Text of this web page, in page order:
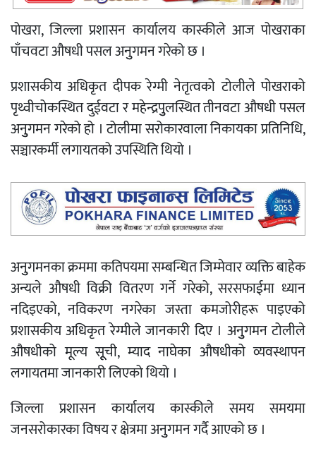
पोखरा, जिल्ला प्रशासन कार्यालय कास्कीले आज पोखराका
पाँचवटा औषधी पसल अनुुगमन गरेको छ ।
प्रशासकीय अधिकृत दीपक रेग्मी नेतृत्वको टोलीले पोखराको
पृथ्वीचोकस्थित दुईवटा र महेन्द्रपुुलस्थित तीनवटा औषधी पसल
अनुुगमन गरेको हो । टोलीमा सरोकारवाला निकायका प्रतिनिधि,
सञ्चारकर्मी लगायतको उपस्थिति थियो ।
अनुुगमनका क्रममा कतिपयमा सम्बन्धित जिम्मेवार व्यक्ति बाहेक
अन्यले औषधी विक्री वितरण गर्ने गरेको, सरसफाईमा ध्यान
नदिइएको, नविकरण नगरेका जस्ता कमजोरीहरू पाइएको
प्रशासकीय अधिकृत रेग्मीले जानकारी दिए । अनुुगमन टोलीले
औषधीको मूल्य सूूची, म्याद नाघेका औषधीको व्यवस्थापन
लगायतमा जानकारी लिएको थियो ।
जिल्ला प्रशासन कार्यालय कास्कीले समय समयमा
जनसरोकारका विषय र क्षेत्रमा अनुुगमन गर्दै आएको छ ।